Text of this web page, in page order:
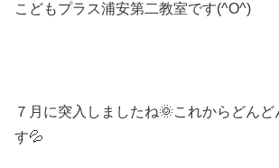
こどもプラス浦安第二教室です(^O^)
７月に突入しましたね🌞これからどんど
す💦